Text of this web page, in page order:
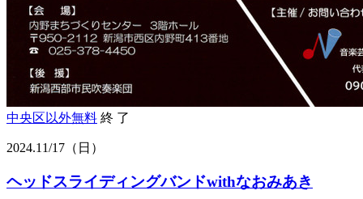
中央区以外無料 終 了
2024.11/17 （日）
ヘッドスライディングバンドwithなおみあき